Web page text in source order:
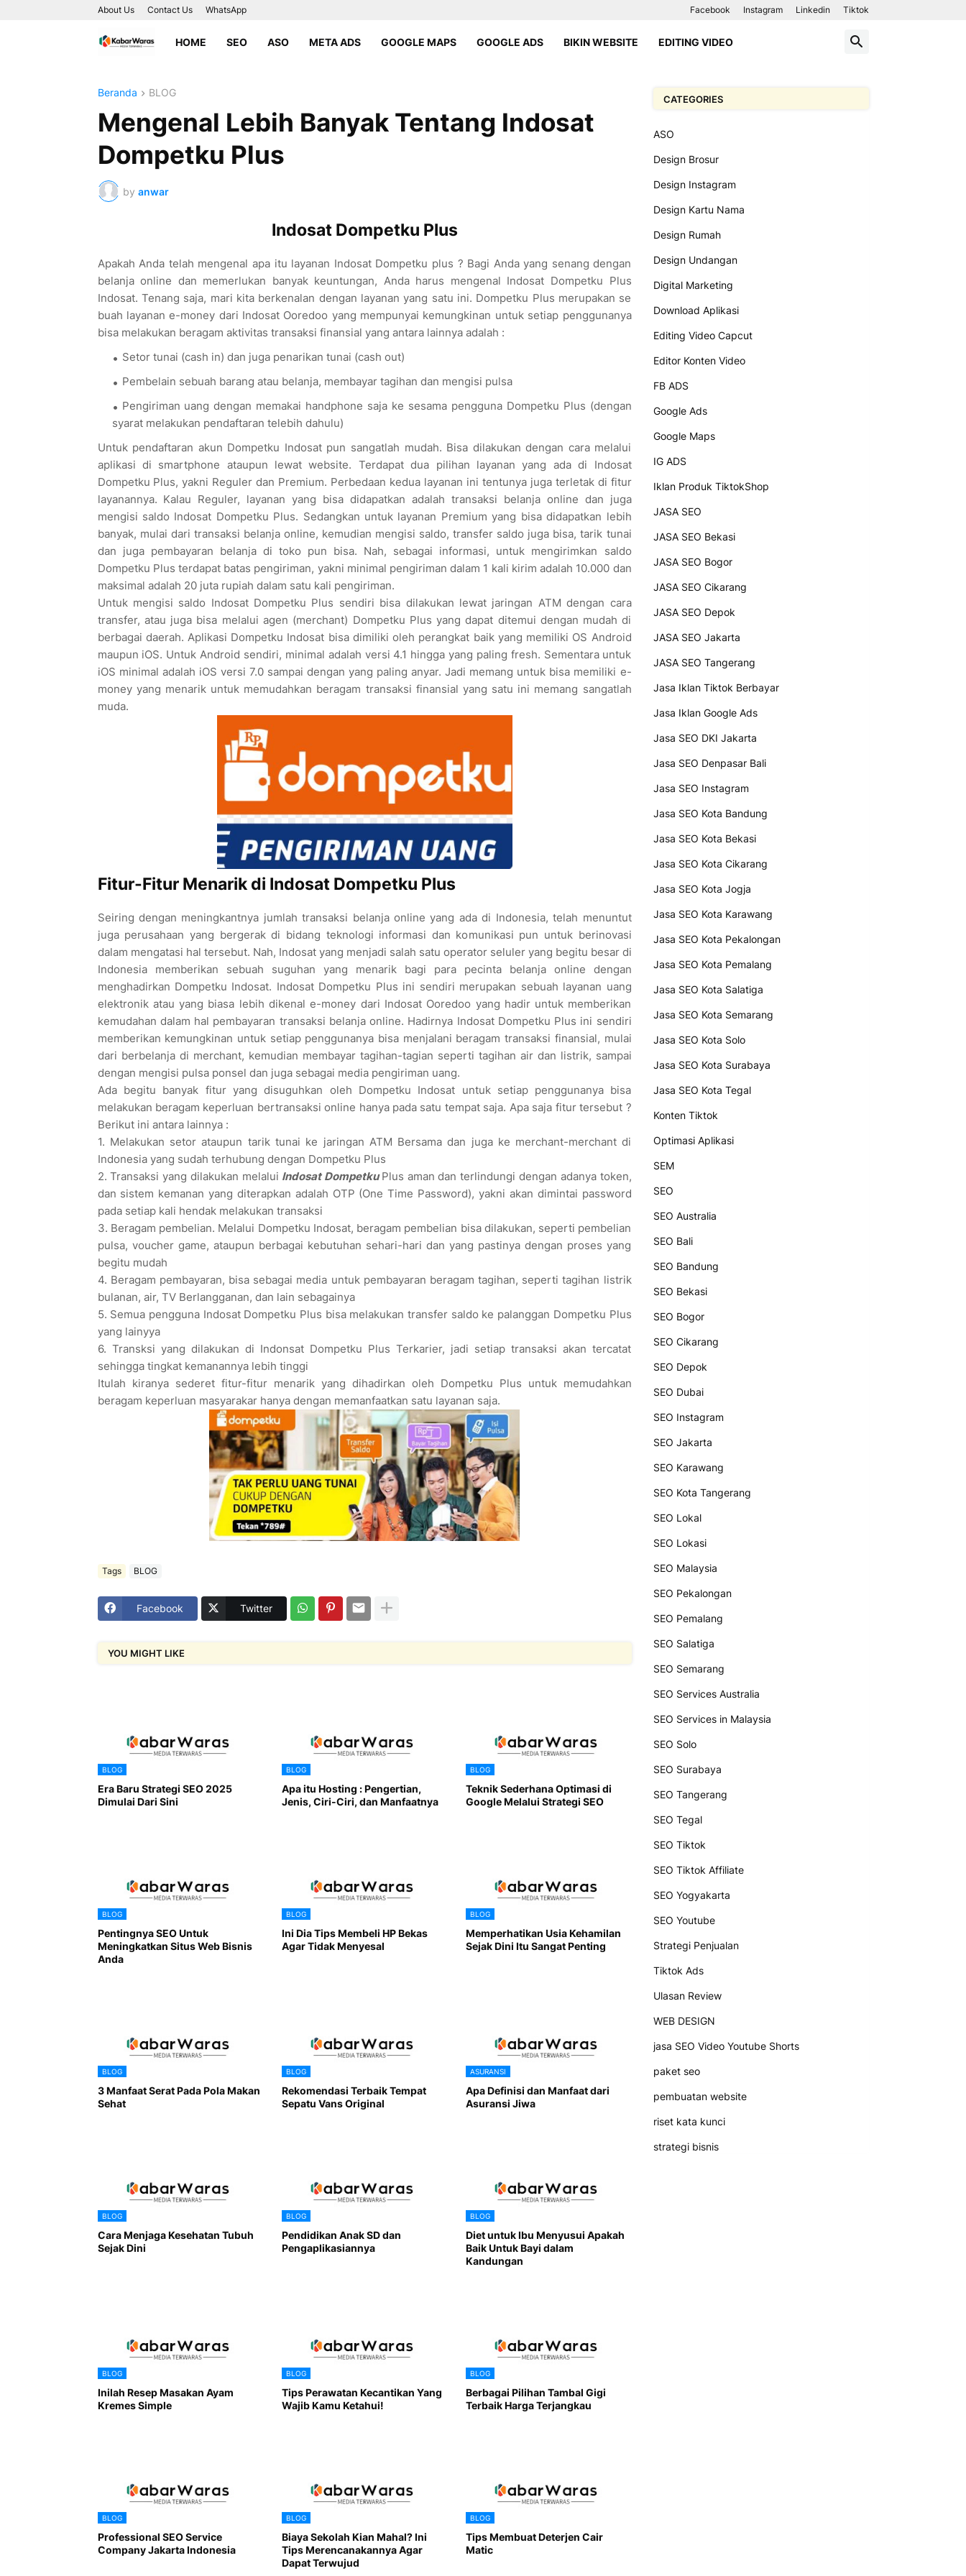
About Us Contact Us WhatsApp Facebook Instagram Linkedin Tiktok
HOME SEO ASO META ADS GOOGLE MAPS GOOGLE ADS BIKIN WEBSITE EDITING VIDEO
Beranda BLOG
Mengenal Lebih Banyak Tentang Indosat
Dompetku Plus
by anwar
Indosat Dompetku Plus
Apakah Anda telah mengenal apa itu layanan Indosat Dompetku plus ? Bagi Anda yang senang dengan
belanja online dan memerlukan banyak keuntungan, Anda harus mengenal Indosat Dompetku Plus
Indosat. Tenang saja, mari kita berkenalan dengan layanan yang satu ini. Dompetku Plus merupakan se
buah layanan e-money dari Indosat Ooredoo yang mempunyai kemungkinan untuk setiap penggunanya
bisa melakukan beragam aktivitas transaksi finansial yang antara lainnya adalah :
Setor tunai (cash in) dan juga penarikan tunai (cash out)
Pembelain sebuah barang atau belanja, membayar tagihan dan mengisi pulsa
Pengiriman uang dengan memakai handphone saja ke sesama pengguna Dompetku Plus (dengan
syarat melakukan pendaftaran telebih dahulu)
Untuk pendaftaran akun Dompetku Indosat pun sangatlah mudah. Bisa dilakukan dengan cara melalui
aplikasi di smartphone ataupun lewat website. Terdapat dua pilihan layanan yang ada di Indosat
Dompetku Plus, yakni Reguler dan Premium. Perbedaan kedua layanan ini tentunya juga terletak di fitur
layanannya. Kalau Reguler, layanan yang bisa didapatkan adalah transaksi belanja online dan juga
mengisi saldo Indosat Dompetku Plus. Sedangkan untuk layanan Premium yang bisa didapatkan lebih
banyak, mulai dari transaksi belanja online, kemudian mengisi saldo, transfer saldo juga bisa, tarik tunai
dan juga pembayaran belanja di toko pun bisa. Nah, sebagai informasi, untuk mengirimkan saldo
Dompetku Plus terdapat batas pengiriman, yakni minimal pengiriman dalam 1 kali kirim adalah 10.000 dan
maksimal adalah 20 juta rupiah dalam satu kali pengiriman.
Untuk mengisi saldo Indosat Dompetku Plus sendiri bisa dilakukan lewat jaringan ATM dengan cara
transfer, atau juga bisa melalui agen (merchant) Dompetku Plus yang dapat ditemui dengan mudah di
berbagai daerah. Aplikasi Dompetku Indosat bisa dimiliki oleh perangkat baik yang memiliki OS Android
maupun iOS. Untuk Android sendiri, minimal adalah versi 4.1 hingga yang paling fresh. Sementara untuk
iOS minimal adalah iOS versi 7.0 sampai dengan yang paling anyar. Jadi memang untuk bisa memiliki e-
money yang menarik untuk memudahkan beragam transaksi finansial yang satu ini memang sangatlah
muda.
Fitur-Fitur Menarik di Indosat Dompetku Plus
Seiring dengan meningkantnya jumlah transaksi belanja online yang ada di Indonesia, telah menuntut
juga perusahaan yang bergerak di bidang teknologi informasi dan komunikasi pun untuk berinovasi
dalam mengatasi hal tersebut. Nah, Indosat yang menjadi salah satu operator seluler yang begitu besar di
Indonesia memberikan sebuah suguhan yang menarik bagi para pecinta belanja online dengan
menghadirkan Dompetku Indosat. Indosat Dompetku Plus ini sendiri merupakan sebuah layanan uang
elektronik atau yang biasa lebih dikenal e-money dari Indosat Ooredoo yang hadir untuk memberikan
kemudahan dalam hal pembayaran transaksi belanja online. Hadirnya Indosat Dompetku Plus ini sendiri
memberikan kemungkinan untuk setiap penggunanya bisa menjalani beragam transaksi finansial, mulai
dari berbelanja di merchant, kemudian membayar tagihan-tagian seperti tagihan air dan listrik, sampai
dengan mengisi pulsa ponsel dan juga sebagai media pengiriman uang.
Ada begitu banyak fitur yang disuguhkan oleh Dompetku Indosat untuk setiap penggunanya bisa
melakukan beragam keperluan bertransaksi online hanya pada satu tempat saja. Apa saja fitur tersebut ?
Berikut ini antara lainnya :
1. Melakukan setor ataupun tarik tunai ke jaringan ATM Bersama dan juga ke merchant-merchant di
Indonesia yang sudah terhubung dengan Dompetku Plus
2. Transaksi yang dilakukan melalui Indosat DompetkuPlus aman dan terlindungi dengan adanya token,
dan sistem kemanan yang diterapkan adalah OTP (One Time Password), yakni akan dimintai password
pada setiap kali hendak melakukan transaksi
3. Beragam pembelian. Melalui Dompetku Indosat, beragam pembelian bisa dilakukan, seperti pembelian
pulsa, voucher game, ataupun berbagai kebutuhan sehari-hari dan yang pastinya dengan proses yang
begitu mudah
4. Beragam pembayaran, bisa sebagai media untuk pembayaran beragam tagihan, seperti tagihan listrik
bulanan, air, TV Berlangganan, dan lain sebagainya
5. Semua pengguna Indosat Dompetku Plus bisa melakukan transfer saldo ke palanggan Dompetku Plus
yang lainyya
6. Transksi yang dilakukan di Indonsat Dompetku Plus Terkarier, jadi setiap transaksi akan tercatat
sehingga tingkat kemanannya lebih tinggi
Itulah kiranya sederet fitur-fitur menarik yang dihadirkan oleh Dompetku Plus untuk memudahkan
beragam keperluan masyarakar hanya dengan memanfaatkan satu layanan saja.
Tags BLOG
Facebook Twitter
YOU MIGHT LIKE
BLOG
Era Baru Strategi SEO 2025
Dimulai Dari Sini
BLOG
Apa itu Hosting : Pengertian,
Jenis, Ciri-Ciri, dan Manfaatnya
BLOG
Teknik Sederhana Optimasi di
Google Melalui Strategi SEO
BLOG
Pentingnya SEO Untuk
Meningkatkan Situs Web Bisnis
Anda
BLOG
Ini Dia Tips Membeli HP Bekas
Agar Tidak Menyesal
BLOG
Memperhatikan Usia Kehamilan
Sejak Dini Itu Sangat Penting
BLOG
3 Manfaat Serat Pada Pola Makan
Sehat
BLOG
Rekomendasi Terbaik Tempat
Sepatu Vans Original
ASURANSI
Apa Definisi dan Manfaat dari
Asuransi Jiwa
BLOG
Cara Menjaga Kesehatan Tubuh
Sejak Dini
BLOG
Pendidikan Anak SD dan
Pengaplikasiannya
BLOG
Diet untuk Ibu Menyusui Apakah
Baik Untuk Bayi dalam
Kandungan
BLOG
Inilah Resep Masakan Ayam
Kremes Simple
BLOG
Tips Perawatan Kecantikan Yang
Wajib Kamu Ketahui!
BLOG
Berbagai Pilihan Tambal Gigi
Terbaik Harga Terjangkau
BLOG
Professional SEO Service
Company Jakarta Indonesia
BLOG
Biaya Sekolah Kian Mahal? Ini
Tips Merencanakannya Agar
Dapat Terwujud
BLOG
Tips Membuat Deterjen Cair
Matic
CATEGORIES
ASO
Design Brosur
Design Instagram
Design Kartu Nama
Design Rumah
Design Undangan
Digital Marketing
Download Aplikasi
Editing Video Capcut
Editor Konten Video
FB ADS
Google Ads
Google Maps
IG ADS
Iklan Produk TiktokShop
JASA SEO
JASA SEO Bekasi
JASA SEO Bogor
JASA SEO Cikarang
JASA SEO Depok
JASA SEO Jakarta
JASA SEO Tangerang
Jasa Iklan Tiktok Berbayar
Jasa Iklan Google Ads
Jasa SEO DKI Jakarta
Jasa SEO Denpasar Bali
Jasa SEO Instagram
Jasa SEO Kota Bandung
Jasa SEO Kota Bekasi
Jasa SEO Kota Cikarang
Jasa SEO Kota Jogja
Jasa SEO Kota Karawang
Jasa SEO Kota Pekalongan
Jasa SEO Kota Pemalang
Jasa SEO Kota Salatiga
Jasa SEO Kota Semarang
Jasa SEO Kota Solo
Jasa SEO Kota Surabaya
Jasa SEO Kota Tegal
Konten Tiktok
Optimasi Aplikasi
SEM
SEO
SEO Australia
SEO Bali
SEO Bandung
SEO Bekasi
SEO Bogor
SEO Cikarang
SEO Depok
SEO Dubai
SEO Instagram
SEO Jakarta
SEO Karawang
SEO Kota Tangerang
SEO Lokal
SEO Lokasi
SEO Malaysia
SEO Pekalongan
SEO Pemalang
SEO Salatiga
SEO Semarang
SEO Services Australia
SEO Services in Malaysia
SEO Solo
SEO Surabaya
SEO Tangerang
SEO Tegal
SEO Tiktok
SEO Tiktok Affiliate
SEO Yogyakarta
SEO Youtube
Strategi Penjualan
Tiktok Ads
Ulasan Review
WEB DESIGN
jasa SEO Video Youtube Shorts
paket seo
pembuatan website
riset kata kunci
strategi bisnis